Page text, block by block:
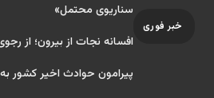
خبر فوری
سناریوی محتمل»
افسانه نجات از بیرون؛ از
پیرامون حوادث اخیر کشور